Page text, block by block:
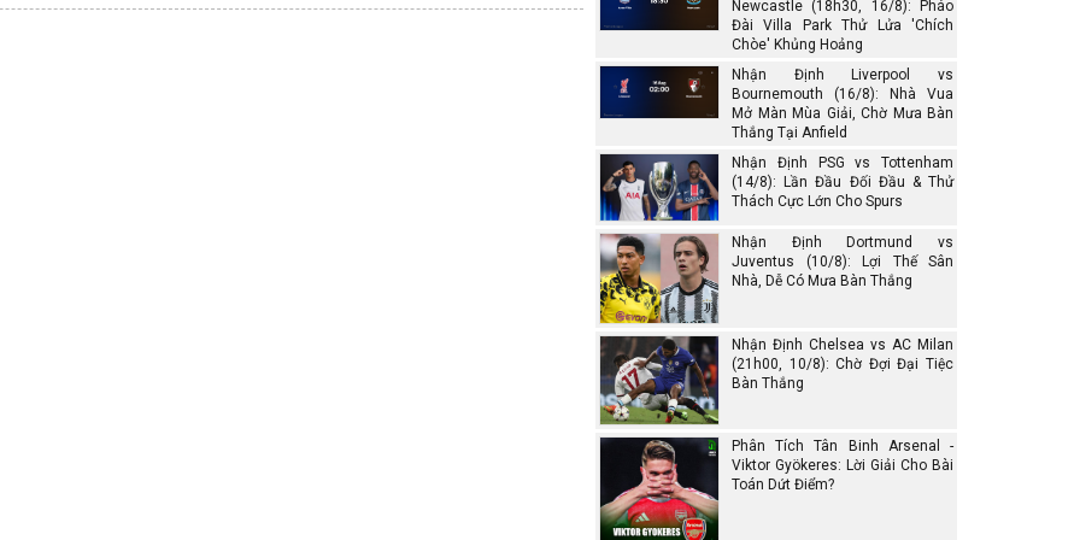
Newcastle (18h30, 16/8): Pháo
Đài Villa Park Thử Lửa 'Chích
Chòe' Khủng Hoảng
Nhận Định Liverpool vs
Bournemouth (16/8): Nhà Vua
Mở Màn Mùa Giải, Chờ Mưa Bàn
Thắng Tại Anfield
Nhận Định PSG vs Tottenham
(14/8): Lần Đầu Đối Đầu & Thử
Thách Cực Lớn Cho Spurs
Nhận Định Dortmund vs
Juventus (10/8): Lợi Thế Sân
Nhà, Dễ Có Mưa Bàn Thắng
Nhận Định Chelsea vs AC Milan
(21h00, 10/8): Chờ Đợi Đại Tiệc
Bàn Thắng
Phân Tích Tân Binh Arsenal -
Viktor Gyökeres: Lời Giải Cho Bài
Toán Dứt Điểm?